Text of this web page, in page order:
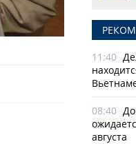
11:40
08:40
августа